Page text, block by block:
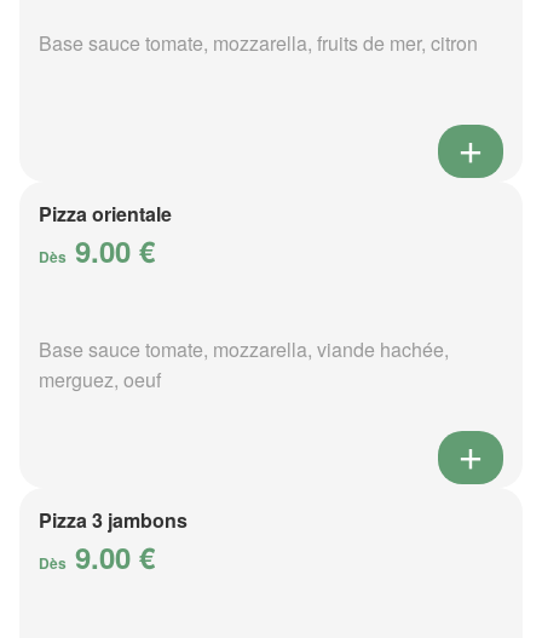
Base sauce tomate, mozzarella, fruits de mer, citron
Pizza orientale
Dès 9.00 €
Base sauce tomate, mozzarella, viande hachée,
merguez, oeuf
Pizza 3 jambons
Dès 9.00 €